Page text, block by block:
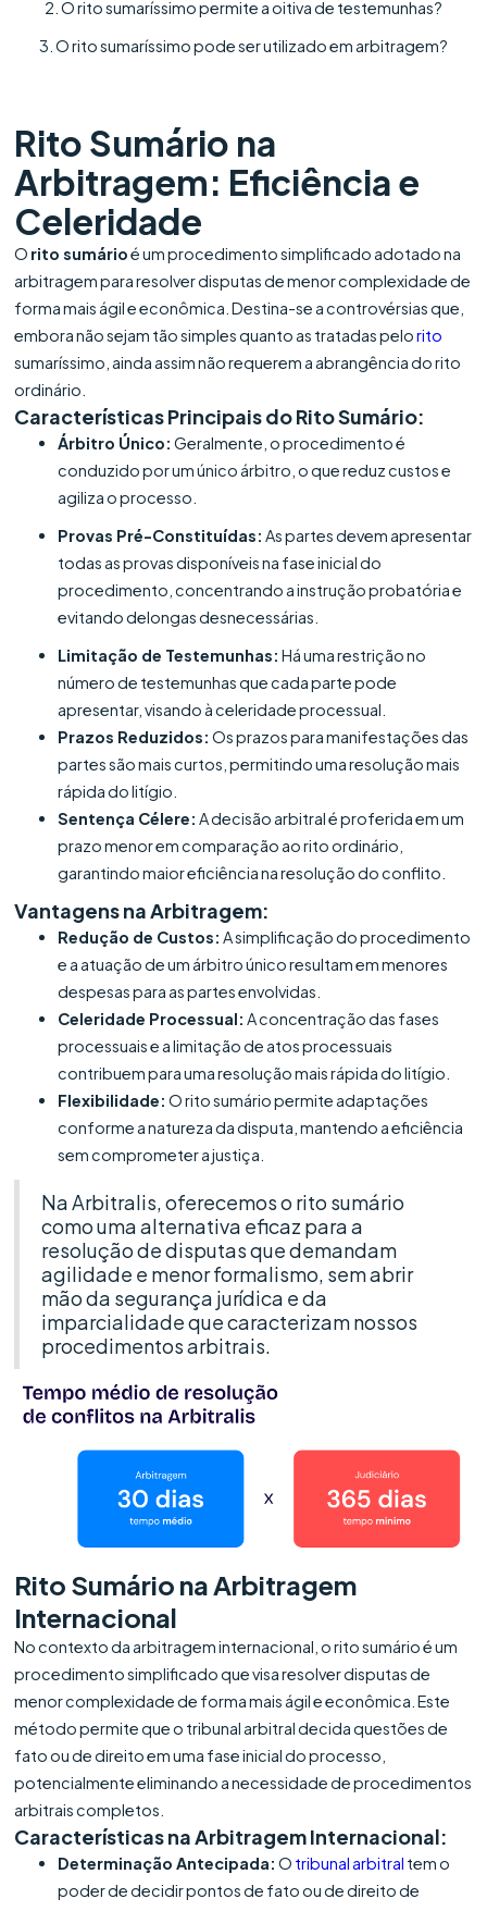
2. O rito sumaríssimo permite a oitiva de testemunhas?
3. O rito sumaríssimo pode ser utilizado em arbitragem?
Rito Sumário na
Arbitragem: Eficiência e
Celeridade
O rito sumárioé um procedimento simplificado adotado na
arbitragem para resolver disputas de menor complexidade de
forma mais ágil e econômica. Destina-se a controvérsias que,
embora não sejam tão simples quanto as tratadas pelorito
sumaríssimo, ainda assim não requerem a abrangência do rito
ordinário.
Características Principais do Rito Sumário:
Árbitro Único: Geralmente, o procedimento é
conduzido por um único árbitro, o que reduz custos e
agiliza o processo.
Provas Pré-Constituídas: As partes devem apresentar
todas as provas disponíveis na fase inicial do
procedimento, concentrando a instrução probatória e
evitando delongas desnecessárias.
Limitação de Testemunhas: Há uma restrição no
número de testemunhas que cada parte pode
apresentar, visando à celeridade processual.
Prazos Reduzidos: Os prazos para manifestações das
partes são mais curtos, permitindo uma resolução mais
rápida do litígio.
Sentença Célere: A decisão arbitral é proferida em um
prazo menor em comparação ao rito ordinário,
garantindo maior eficiência na resolução do conflito.
Vantagens na Arbitragem:
Redução de Custos: A simplificação do procedimento
e a atuação de um árbitro único resultam em menores
despesas para as partes envolvidas.
Celeridade Processual: A concentração das fases
processuais e a limitação de atos processuais
contribuem para uma resolução mais rápida do litígio.
Flexibilidade: O rito sumário permite adaptações
conforme a natureza da disputa, mantendo a eficiência
sem comprometer a justiça.
Na Arbitralis, oferecemos o rito sumário
como uma alternativa eficaz para a
resolução de disputas que demandam
agilidade e menor formalismo, sem abrir
mão da segurança jurídica e da
imparcialidade que caracterizam nossos
procedimentos arbitrais.
Rito Sumário na Arbitragem
Internacional
No contexto da arbitragem internacional, o rito sumário é um
procedimento simplificado que visa resolver disputas de
menor complexidade de forma mais ágil e econômica. Este
método permite que o tribunal arbitral decida questões de
fato ou de direito em uma fase inicial do processo,
potencialmente eliminando a necessidade de procedimentos
arbitrais completos.
Características na Arbitragem Internacional:
Determinação Antecipada: O tribunal arbitral tem o
poder de decidir pontos de fato ou de direito de